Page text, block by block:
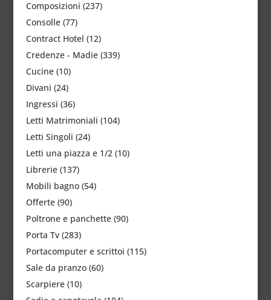
Composizioni (237)
Consolle (77)
Contract Hotel (12)
Credenze - Madie (339)
Cucine (10)
Divani (24)
Ingressi (36)
Letti Matrimoniali (104)
Letti Singoli (24)
Letti una piazza e 1/2 (10)
Librerie (137)
Mobili bagno (54)
Offerte (90)
Poltrone e panchette (90)
Porta Tv (283)
Portacomputer e scrittoi (115)
Sale da pranzo (60)
Scarpiere (10)